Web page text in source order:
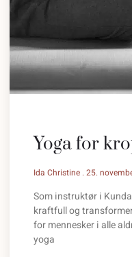
Yoga for
Ida Christine 25.
Som instruktør i
kraftfull og
for mennesker i alle
yoga